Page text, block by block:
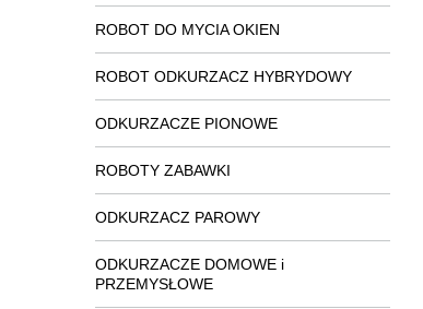
ROBOT DO MYCIA OKIEN
ROBOT ODKURZACZ HYBRYDOWY
ODKURZACZE PIONOWE
ROBOTY ZABAWKI
ODKURZACZ PAROWY
ODKURZACZE DOMOWE i
PRZEMYSŁOWE